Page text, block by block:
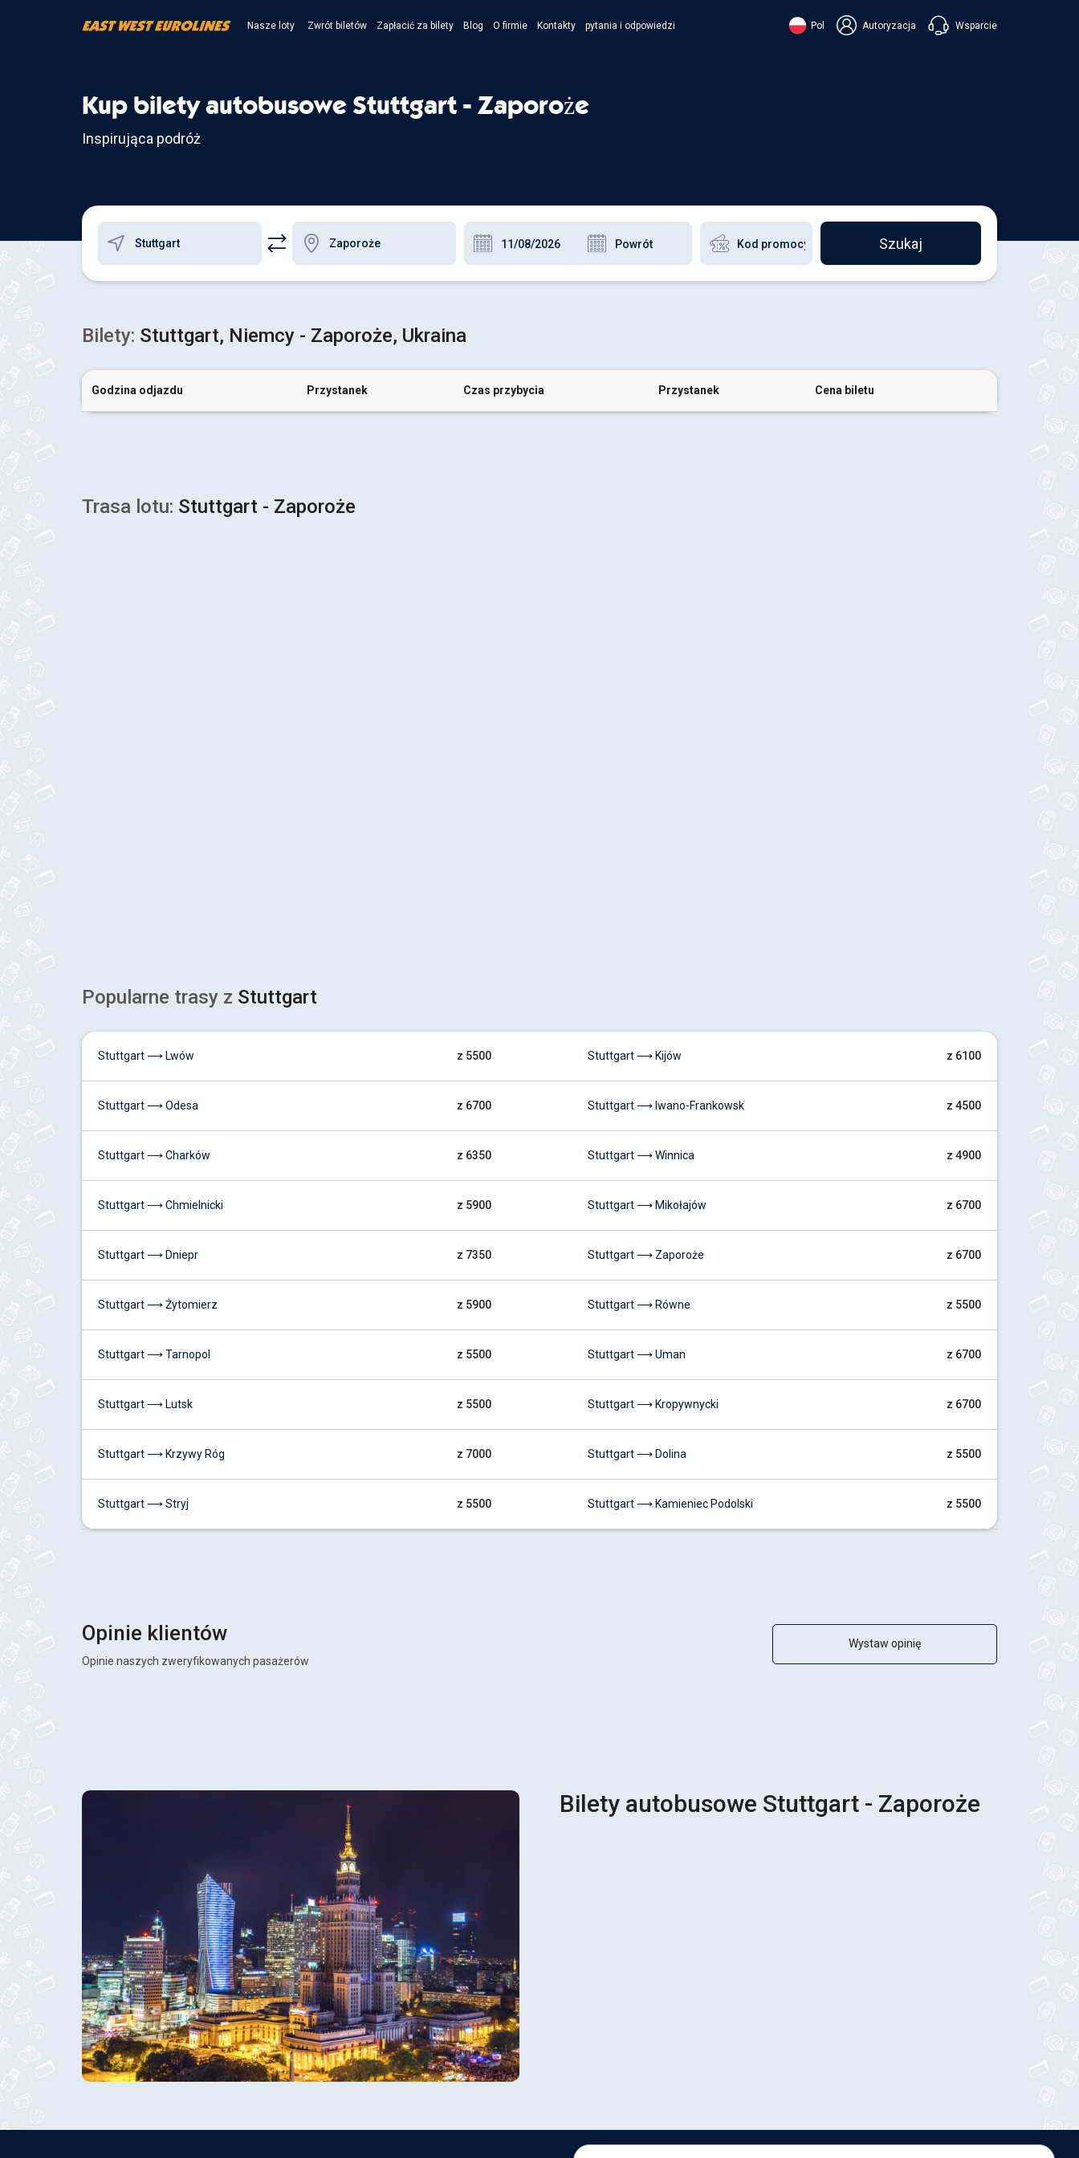
Nasze loty Zwrót biletów Zapłacić za bilety Blog O firmie Kontakty pytania i odpowiedzi Pol Autoryzacja Wsparcie
Czatuj w Messengerze
Kup bilety autobusowe Stuttgart - Zaporoże
Inspirująca podróż
Szukaj
Bilety: Stuttgart, Niemcy - Zaporoże, Ukraina
Godzina odjazdu Przystanek Czas przybycia Przystanek Cena biletu
Trasa lotu: Stuttgart - Zaporoże
Popularne trasy z Stuttgart
Stuttgart ⟶ Lwów z 5500
Stuttgart ⟶ Odesa z 6700
Stuttgart ⟶ Charków z 6350
Stuttgart ⟶ Chmielnicki z 5900
Stuttgart ⟶ Dniepr z 7350
Stuttgart ⟶ Żytomierz z 5900
Stuttgart ⟶ Tarnopol z 5500
Stuttgart ⟶ Lutsk z 5500
Stuttgart ⟶ Krzywy Róg z 7000
Stuttgart ⟶ Stryj z 5500
Stuttgart ⟶ Kijów z 6100
Stuttgart ⟶ Iwano-Frankowsk z 4500
Stuttgart ⟶ Winnica z 4900
Stuttgart ⟶ Mikołajów z 6700
Stuttgart ⟶ Zaporoże z 6700
Stuttgart ⟶ Równe z 5500
Stuttgart ⟶ Uman z 6700
Stuttgart ⟶ Kropywnycki z 6700
Stuttgart ⟶ Dolina z 5500
Stuttgart ⟶ Kamieniec Podolski z 5500
Opinie klientów
Opinie naszych zweryfikowanych pasażerów
Wystaw opinię
Bilety autobusowe Stuttgart - Zaporoże